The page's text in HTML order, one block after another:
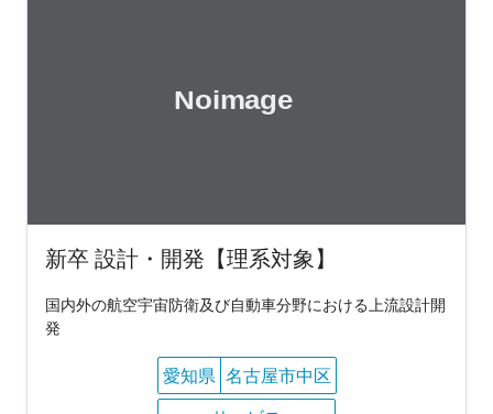
新卒 設計・開発【理系対象】
国内外の航空宇宙防衛及び自動車分野における上流設計開
発
愛知県 名古屋市中区